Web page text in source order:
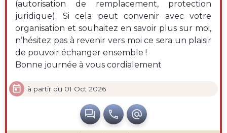
(autorisation de remplacement, protection
juridique). Si cela peut convenir avec votre
organisation et souhaitez en savoir plus sur moi,
n’hésitez pas à revenir vers moi ce sera un plaisir
de pouvoir échanger ensemble !
Bonne journée à vous cordialement
 à partir du 01 Oct 2026
  